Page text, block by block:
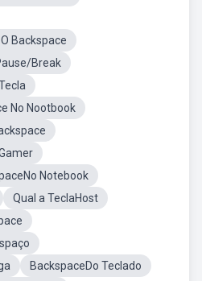
Backspace
Break
No Nootbook
Notebook
Qual a TeclaHost
BackspaceDo Teclado